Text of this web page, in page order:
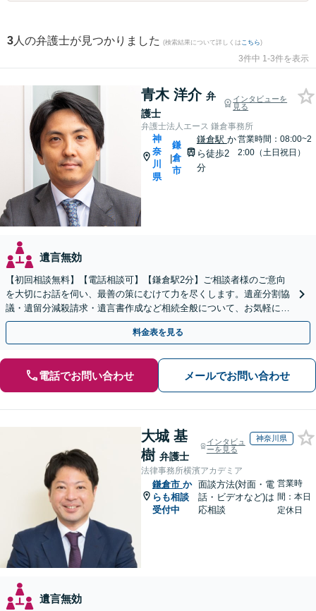
3 人の弁護士が見つかりました (検索結果について詳しくは こちら)
3件中 1-3件を表示
青木 洋介 弁
護士
インタビューを
見る
弁護士法人エース 鎌倉事務所
神
奈
川
県
|
鎌
倉
市
鎌倉駅 か
ら徒歩2
分
営業時間：08:00~2
2:00（土日祝日）
遺言無効
【初回相談無料】【電話相談可】【鎌倉駅2分】ご相談者様のご意向
を大切にお話を伺い、最善の策にむけて力を尽くします。遺産分割協
議・遺留分減殺請求・遺言書作成など相続全般について、お気軽にご
相談ください。
料金表を見る
電話でお問い合わせ メールでお問い合わせ
大城 基
樹 弁護士
インタビュ
ーを見る
神奈川県
法律事務所横濱アカデミア
鎌倉市 か
らも相談
受付中
面談方法(対面・電
話・ビデオなど)は
応相談
営業時
間：本日
定休日
遺言無効